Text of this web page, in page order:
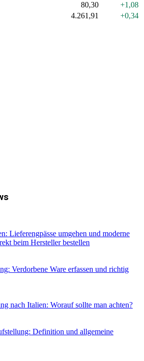
80,30
+1,08
4.261,91
+0,34
Lieferengpässe umgehen und moderne
beim Hersteller bestellen
Verdorbene Ware erfassen und richtig
nach Italien: Worauf sollte man achten?
Definition und allgemeine